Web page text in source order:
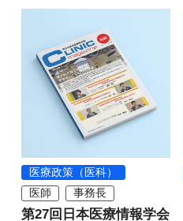
医療政策（医科）
医師
事務長
第27回日本医療情報学会